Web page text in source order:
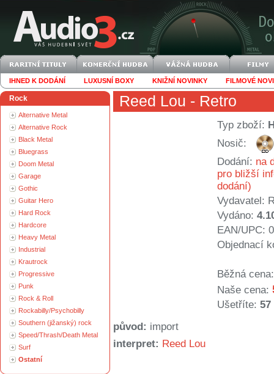
IHNED K DODÁNÍ LUXUSNÍ BOXY KNIŽNÍ NOVINKY FILMOVÉ
Rock
Alternative Metal
Alternative Rock
Black Metal
Bluegrass
Doom Metal
Garage
Gothic
Guitar Hero
Hard Rock
Hardcore
Heavy Metal
Industrial
Krautrock
Progressive
Punk
Rock & Roll
Rockabilly/Psychobilly
Southern (jižanský) rock
Speed/Thrash/Death Metal
Surf
Ostatní
Reed Lou - Retro
Typ zboží:
Nosič:
Dodání: na
pro bližší
dodání)
Vydavatel:
Vydáno:
EAN/UPC:
Objednací
Běžná cena:
Naše cena:
Ušetříte: 57
původ: import
interpret: Reed Lou